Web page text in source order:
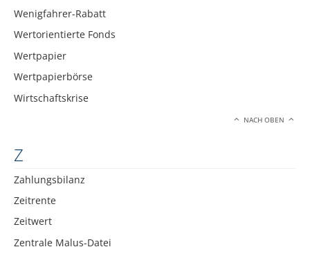
Wenigfahrer-Rabatt
Wertorientierte Fonds
Wertpapier
Wertpapierbörse
Wirtschaftskrise
NACH OBEN
Z
Zahlungsbilanz
Zeitrente
Zeitwert
Zentrale Malus-Datei